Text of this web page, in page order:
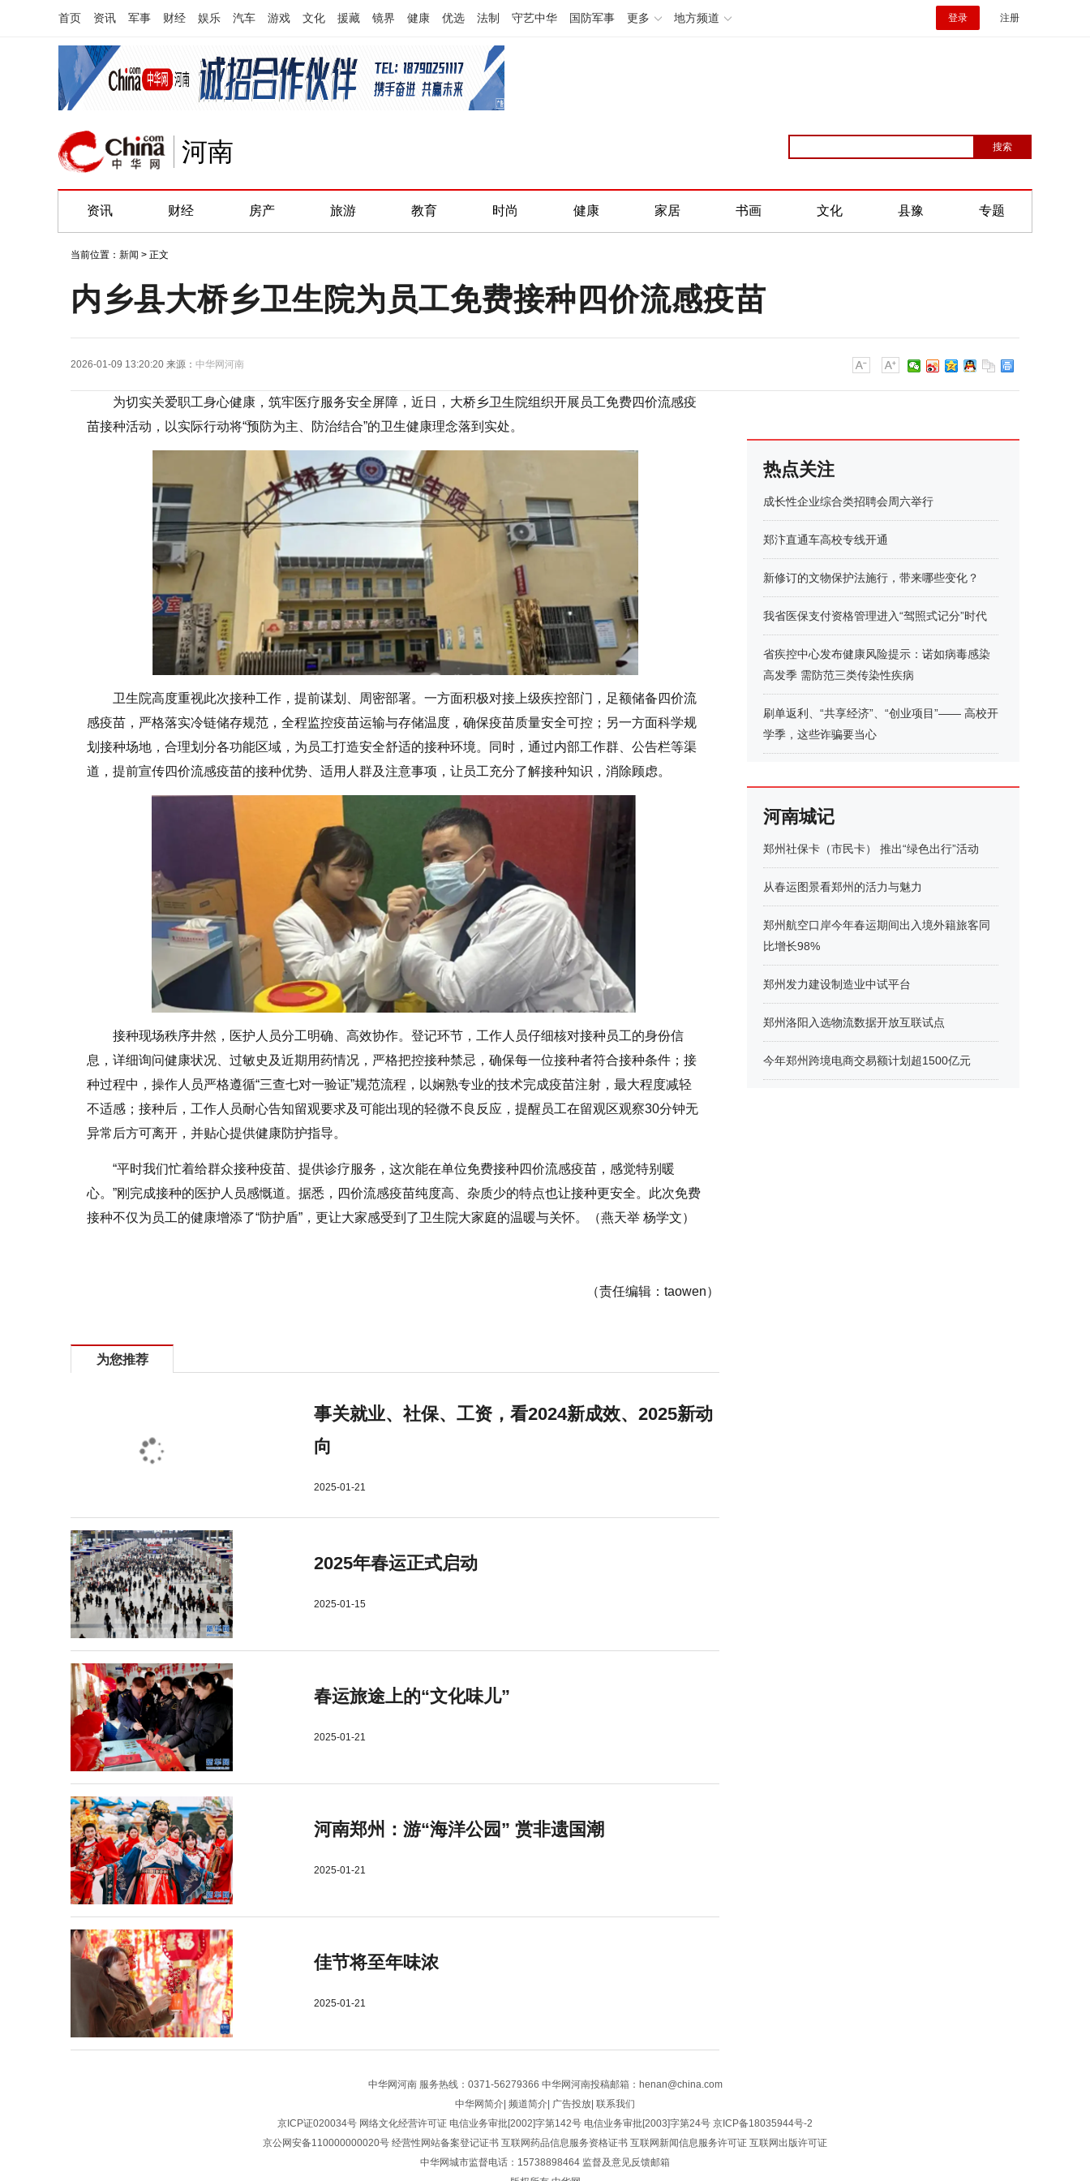
首页 资讯 军事 财经 娱乐 汽车 游戏 文化 援藏 镜界 健康 优选 法制 守艺中华 国防军事 更多 地方频道 登录 注册
河南
资讯 财经 房产 旅游 教育 时尚 健康 家居 书画 文化 县豫 专题
当前位置： 新闻 > 正文
内乡县大桥乡卫生院为员工免费接种四价流感疫苗
2026-01-09 13:20:20 来源： 中华网河南
为切实关爱职工身心健康，筑牢医疗服务安全屏障，近日，大桥乡卫生院组织开展员工免费四价流感疫
苗接种活动，以实际行动将“预防为主、防治结合”的卫生健康理念落到实处。
卫生院高度重视此次接种工作，提前谋划、周密部署。一方面积极对接上级疾控部门，足额储备四价流
感疫苗，严格落实冷链储存规范，全程监控疫苗运输与存储温度，确保疫苗质量安全可控；另一方面科学规
划接种场地，合理划分各功能区域，为员工打造安全舒适的接种环境。同时，通过内部工作群、公告栏等渠
道，提前宣传四价流感疫苗的接种优势、适用人群及注意事项，让员工充分了解接种知识，消除顾虑。
接种现场秩序井然，医护人员分工明确、高效协作。登记环节，工作人员仔细核对接种员工的身份信
息，详细询问健康状况、过敏史及近期用药情况，严格把控接种禁忌，确保每一位接种者符合接种条件；接
种过程中，操作人员严格遵循“三查七对一验证”规范流程，以娴熟专业的技术完成疫苗注射，最大程度减轻
不适感；接种后，工作人员耐心告知留观要求及可能出现的轻微不良反应，提醒员工在留观区观察30分钟无
异常后方可离开，并贴心提供健康防护指导。
“平时我们忙着给群众接种疫苗、提供诊疗服务，这次能在单位免费接种四价流感疫苗，感觉特别暖
心。”刚完成接种的医护人员感慨道。据悉，四价流感疫苗纯度高、杂质少的特点也让接种更安全。此次免费
接种不仅为员工的健康增添了“防护盾”，更让大家感受到了卫生院大家庭的温暖与关怀。（燕天举 杨学文）
（责任编辑：taowen）
为您推荐
事关就业、社保、工资，看2024新成效、2025新动
向
2025-01-21
2025年春运正式启动
2025-01-15
春运旅途上的“文化味儿”
2025-01-21
河南郑州：游“海洋公园” 赏非遗国潮
2025-01-21
佳节将至年味浓
2025-01-21
热点关注
成长性企业综合类招聘会周六举行
郑汴直通车高校专线开通
新修订的文物保护法施行，带来哪些变化？
我省医保支付资格管理进入“驾照式记分”时代
省疾控中心发布健康风险提示：诺如病毒感染
高发季 需防范三类传染性疾病
刷单返利、“共享经济”、“创业项目”—— 高校开
学季，这些诈骗要当心
河南城记
郑州社保卡（市民卡） 推出“绿色出行”活动
从春运图景看郑州的活力与魅力
郑州航空口岸今年春运期间出入境外籍旅客同
比增长98%
郑州发力建设制造业中试平台
郑州洛阳入选物流数据开放互联试点
今年郑州跨境电商交易额计划超1500亿元
中华网河南服务热线：0371-56279366 中华网河南投稿邮箱：henan@china.com
中华网简介 频道简介 广告投放 联系我们
京ICP证020034号 网络文化经营许可证 电信业务审批[2002]字第142号 电信业务审批[2003]字第24号 京ICP备18035944号-2
京公网安备110000000020号 经营性网站备案登记证书 互联网药品信息服务资格证书 互联网新闻信息服务许可证 互联网出版许可证
中华网城市监督电话：15738898464 监督及意见反馈邮箱